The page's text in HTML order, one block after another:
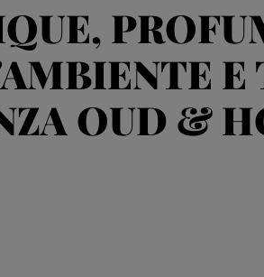
E
OUD &